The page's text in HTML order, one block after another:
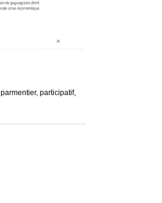
parmentier, participatif,